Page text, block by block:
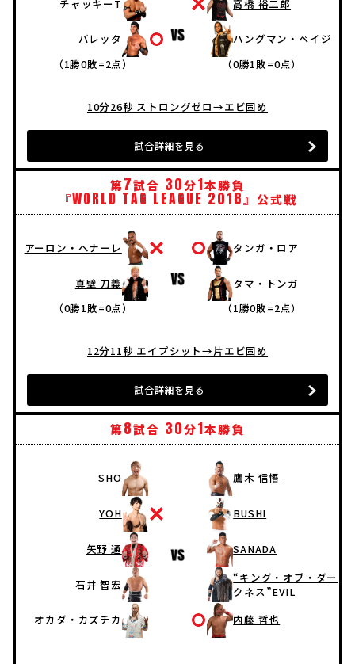
チャッキーT
バレッタ
（1勝0敗=2点）
高橋 裕二郎
ハングマン・ペイジ
（0勝1敗=0点）
10分26秒 ストロングゼロ→エビ固め
試合詳細を見る
第7試合 30分1本勝負
『WORLD TAG LEAGUE 2018』公式戦
アーロン・ヘナーレ
真壁 刀義
（0勝1敗=0点）
タンガ・ロア
タマ・トンガ
（1勝0敗=2点）
12分11秒 エイプシット→片エビ固め
試合詳細を見る
第8試合 30分1本勝負
SHO
YOH
矢野 通
石井 智宏
オカダ・カズチカ
鷹木 信悟
BUSHI
SANADA
“キング・オブ・ダー
クネス”EVIL
内藤 哲也